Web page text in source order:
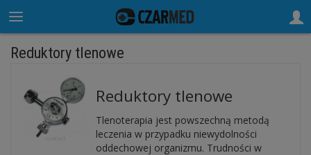
Reduktory tlenowe
Reduktory tlenowe
Tlenoterapia jest powszechną metodą
leczenia w przypadku niewydolności
oddechowej organizmu. Trudności w